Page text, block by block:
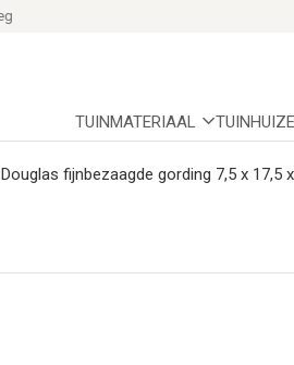
TUINMATERIAAL
Douglas fijnbezaagde gording 7,5 x 17,5